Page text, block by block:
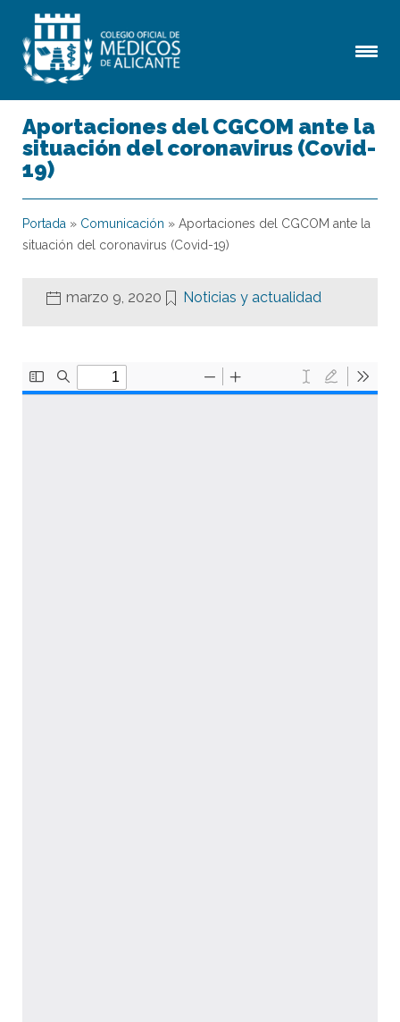
Aportaciones del CGCOM ante la
situación del coronavirus (Covid-
19)
Portada » Comunicación » Aportaciones del CGCOM ante la
situación del coronavirus (Covid-19)
marzo 9, 2020 Noticias y actualidad